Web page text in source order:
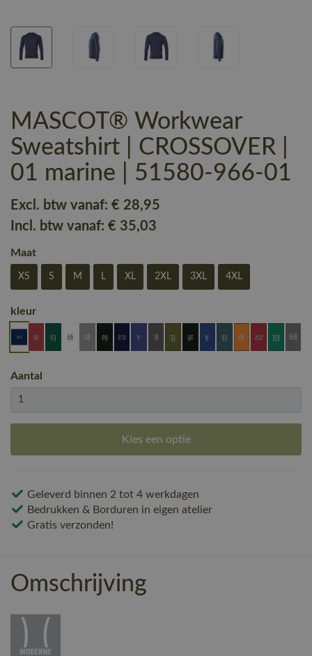
MASCOT® Workwear
Sweatshirt | CROSSOVER |
01 marine | 51580-966-01
Excl. btw vanaf: € 28,95
Incl. btw vanaf: € 35,03
Maat
XS S M L XL 2XL 3XL 4XL
kleur
Aantal
Kies een optie
Geleverd binnen 2 tot 4 werkdagen
Bedrukken & Borduren in eigen atelier
Gratis verzonden!
Omschrijving